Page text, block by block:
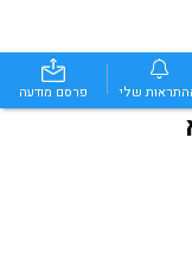
שלי פרסם מודעה